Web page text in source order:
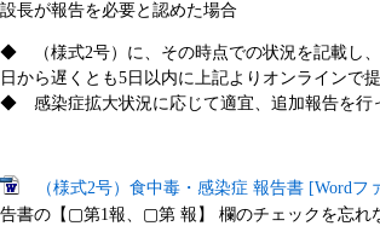
設長が報告を必要と認めた場合
◆ （様式2号）に、その時点での状況を記載し
日から遅くとも5日以内に上記よりオンラインで
◆ 感染症拡大状況に応じて適宜、追加報告を行
（様式2号）食中毒・感染症 報告書 [Wordフ
告書の【▢第1報、▢第 報】 欄のチェックを忘れ